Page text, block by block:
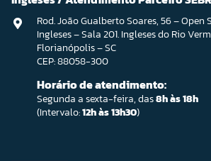
Rod. João Gualberto Soares, 56 – Open
Ingleses – Sala 201. Ingleses do Rio
Florianópolis – SC
CEP: 88058-300
Horário de atendimento:
Segunda a sexta-feira, das8h às 18h
(Intervalo:12h às 13h30)